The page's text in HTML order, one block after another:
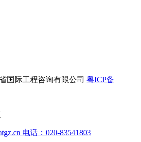
国际工程咨询有限公司 粤ICP备
电话：020-83541803